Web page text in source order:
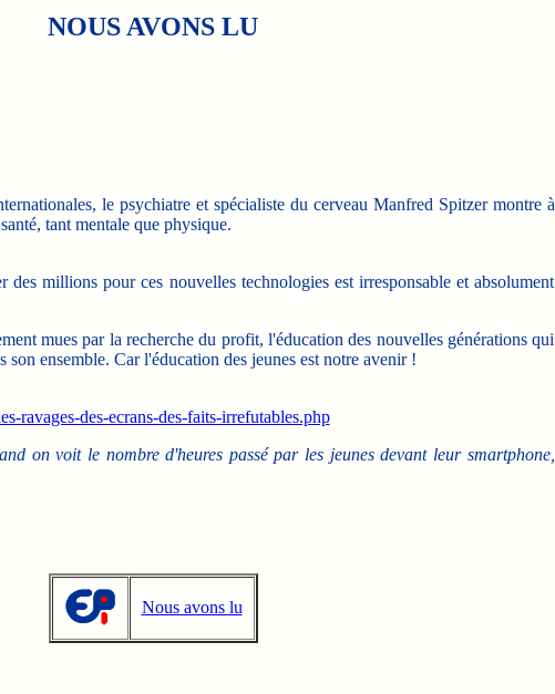
NOUS AVONS LU
le psychiatre et spécialiste du cerveau Manfred Spitzer montre à
tant mentale que physique.
millions pour ces nouvelles technologies est irresponsable et absolument
mues par la recherche du profit, l'éducation des nouvelles générations qui
ensemble. Car l'éducation des jeunes est notre avenir !
ravages-des-ecrans-des-faits-irrefutables.php
on voit le nombre d'heures passé par les jeunes devant leur smartphone,
Nous avons lu